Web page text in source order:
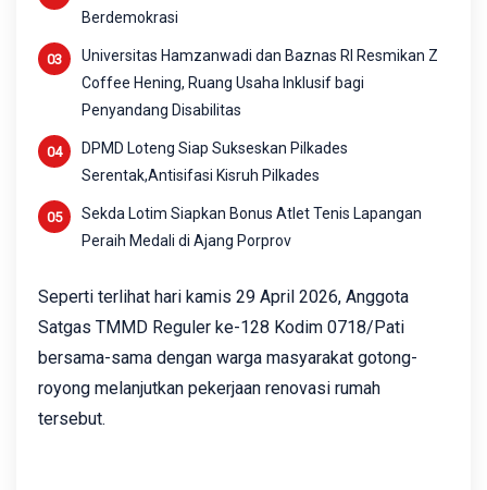
Berdemokrasi
Universitas Hamzanwadi dan Baznas RI Resmikan Z
Coffee Hening, Ruang Usaha Inklusif bagi
Penyandang Disabilitas
DPMD Loteng Siap Sukseskan Pilkades
Serentak,Antisifasi Kisruh Pilkades
Sekda Lotim Siapkan Bonus Atlet Tenis Lapangan
Peraih Medali di Ajang Porprov
Seperti terlihat hari kamis 29 April 2026, Anggota
Satgas TMMD Reguler ke-128 Kodim 0718/Pati
bersama-sama dengan warga masyarakat gotong-
royong melanjutkan pekerjaan renovasi rumah
tersebut.